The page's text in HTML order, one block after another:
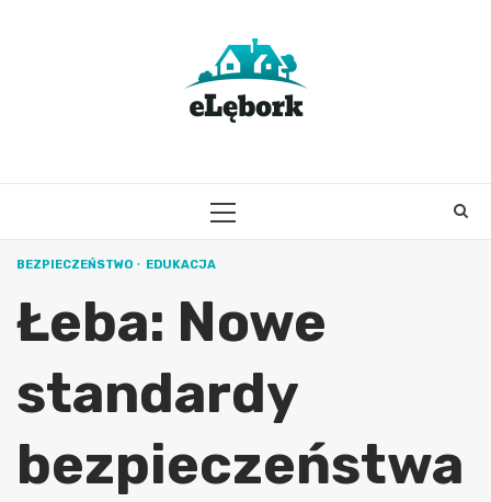
PRIMARY
BEZPIECZEŃSTWO EDUKACJA
Łeba: Nowe
standardy
bezpieczeństwa